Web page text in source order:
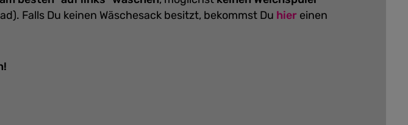
Falls Du keinen Wäschesack besitzt, bekommst Du hier einen